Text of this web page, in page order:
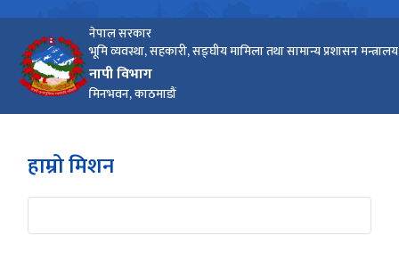
नेपाल सरकार
भूमि व्यवस्था, सहकारी, सङ्घीय मामिला तथा सामान्य प्रशासन मन्त्रालय
नापी विभाग
मिनभवन, काठमाडौं
हाम्रो मिशन